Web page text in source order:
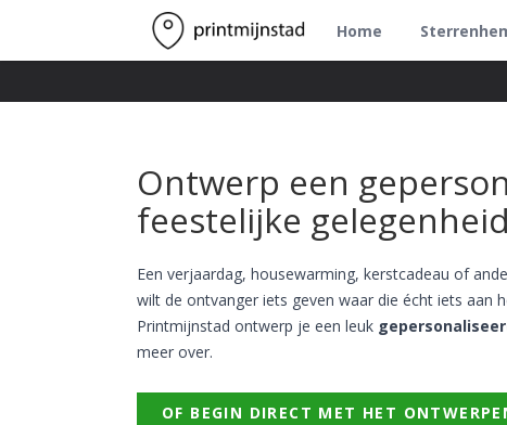
Home
Ontwerp een
feestelijke gelegenheid
Een verjaardag, housewarming, kerstcadeau of
wilt de ontvanger iets geven waar die écht iets aan
Printmijnstad ontwerp je een leuk
meer over.
OF BEGIN DIRECT MET HET